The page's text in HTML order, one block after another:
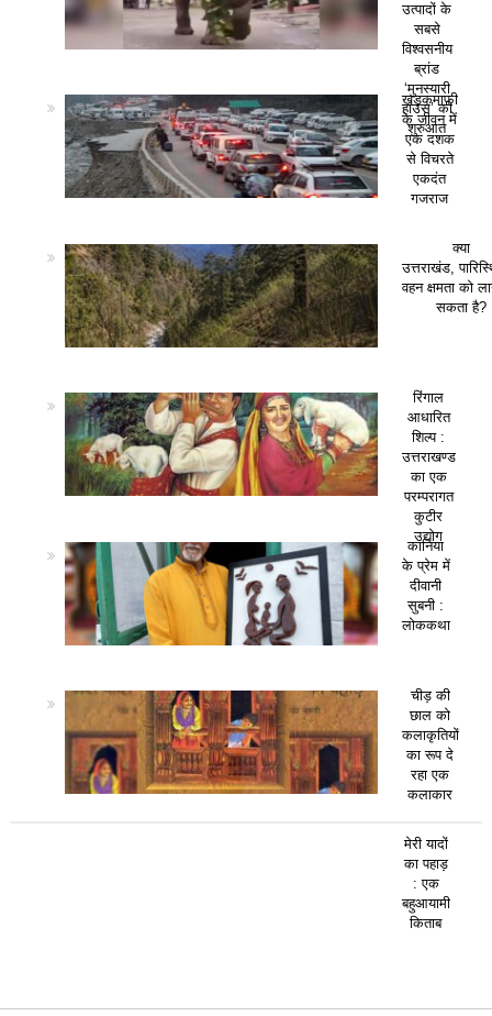
उत्पादों के
सबसे
विश्वसनीय
ब्रांड
‘मुनस्यारी
हाउस’ की
शुरुआत
खड़कमाफी
के जीवन में
एक दशक
से विचरते
एकदंत
गजराज
क्या
उत्तराखंड,
वहन क्षमता को
सकता है?
रिंगाल
आधारित
शिल्प :
उत्तराखण्ड
का एक
परम्परागत
कुटीर
उद्योग
कानिया
के प्रेम में
दीवानी
सुबनी :
लोककथा
चीड़ की
छाल को
कलाकृतियों
का रूप दे
रहा एक
कलाकार
मेरी यादों
का पहाड़
: एक
बहुआयामी
किताब